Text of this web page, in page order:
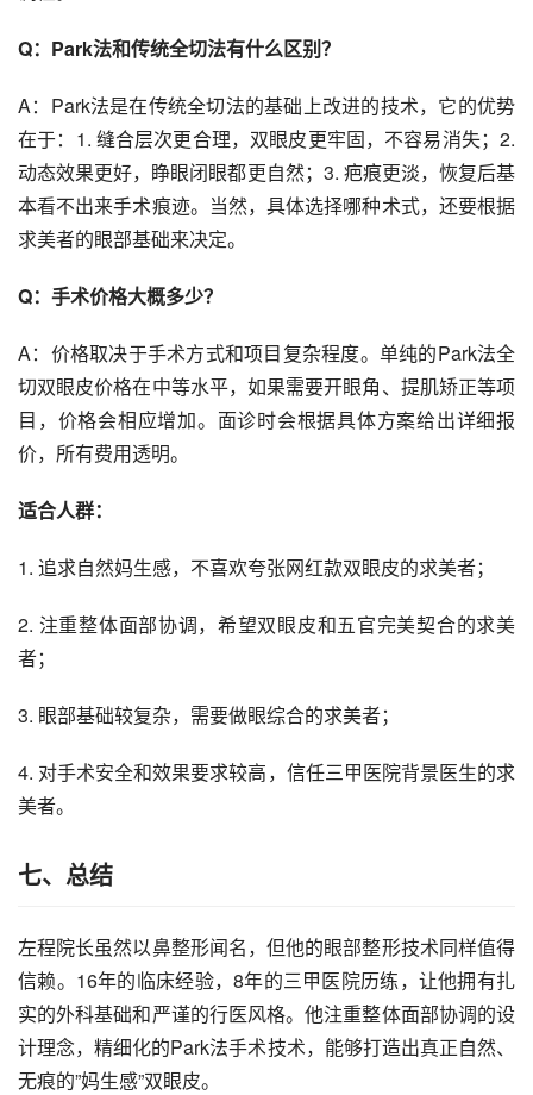
Q：Park法和传统全切法有什么区别？
A：Park法是在传统全切法的基础上改进的技术，它的优势
在于：1. 缝合层次更合理，双眼皮更牢固，不容易消失；2.
动态效果更好，睁眼闭眼都更自然；3. 疤痕更淡，恢复后基
本看不出来手术痕迹。当然，具体选择哪种术式，还要根据
求美者的眼部基础来决定。
Q：手术价格大概多少？
A：价格取决于手术方式和项目复杂程度。单纯的Park法全
切双眼皮价格在中等水平，如果需要开眼角、提肌矫正等项
目，价格会相应增加。面诊时会根据具体方案给出详细报
价，所有费用透明。
适合人群：
1. 追求自然妈生感，不喜欢夸张网红款双眼皮的求美者；
2. 注重整体面部协调，希望双眼皮和五官完美契合的求美
者；
3. 眼部基础较复杂，需要做眼综合的求美者；
4. 对手术安全和效果要求较高，信任三甲医院背景医生的求
美者。
七、总结
左程院长虽然以鼻整形闻名，但他的眼部整形技术同样值得
信赖。16年的临床经验，8年的三甲医院历练，让他拥有扎
实的外科基础和严谨的行医风格。他注重整体面部协调的设
计理念，精细化的Park法手术技术，能够打造出真正自然、
无痕的”妈生感”双眼皮。